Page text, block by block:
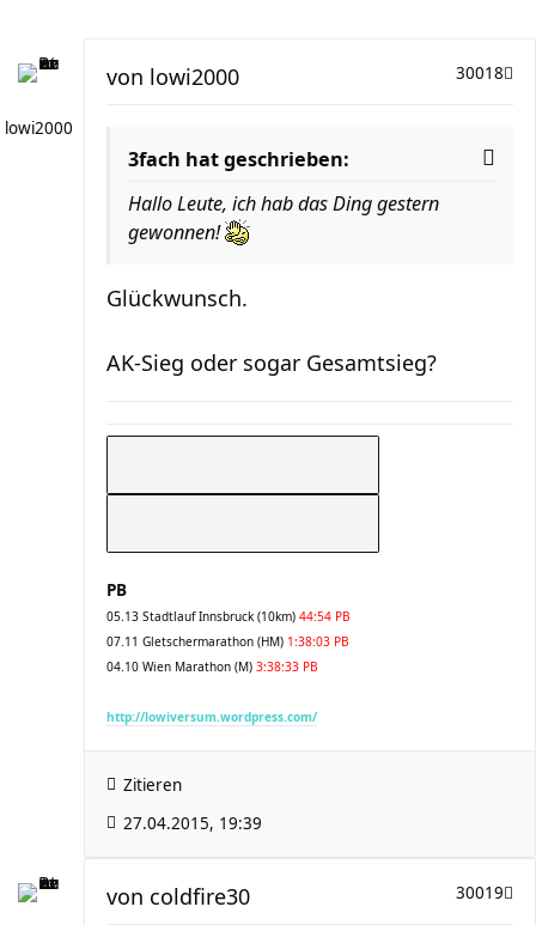
lowi2000
30018
von lowi2000
3fach hat geschrieben:
Hallo Leute, ich hab das Ding gestern
gewonnen!
Glückwunsch.
AK-Sieg oder sogar Gesamtsieg?
PB
05.13 Stadtlauf Innsbruck (10km) 44:54 PB
07.11 Gletschermarathon (HM) 1:38:03 PB
04.10 Wien Marathon (M) 3:38:33 PB
http://lowiversum.wordpress.com/
Zitieren
27.04.2015, 19:39
30019
von coldfire30